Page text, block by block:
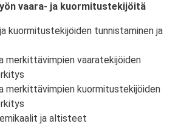
vaara- ja kuormitustekijöitä
kuormitustekijöiden tunnistaminen ja
merkittävimpien vaaratekijöiden
merkittävimpien kuormitustekijöiden
ja altisteet